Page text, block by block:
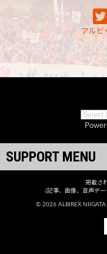
アルビ
SUPPORT MENU
掲載さ
(記事、画像、音声デー
© 2026 ALBIREX